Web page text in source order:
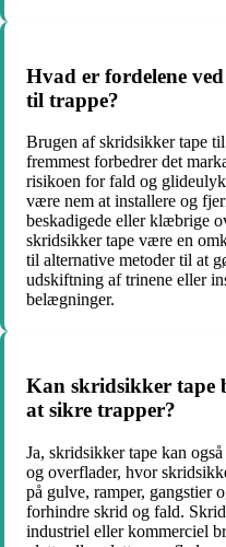
Hvad er fordelene
til trappe?
Brugen af skridsikker tape
fremmest forbedrer det
risikoen for fald og
være nem at installere og
beskadigede eller klæbrige
skridsikker tape være en
til alternative metoder til at
udskiftning af trinene eller
belægninger.
Kan skridsikker tape
at sikre trapper?
Ja, skridsikker tape kan
og overflader, hvor
på gulve, ramper, gangstier
forhindre skrid og fald.
industriel eller kommerciel